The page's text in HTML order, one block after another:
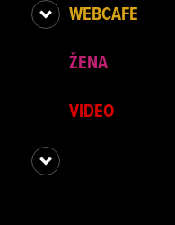
WEBCAFE
ŽENA
VIDEO